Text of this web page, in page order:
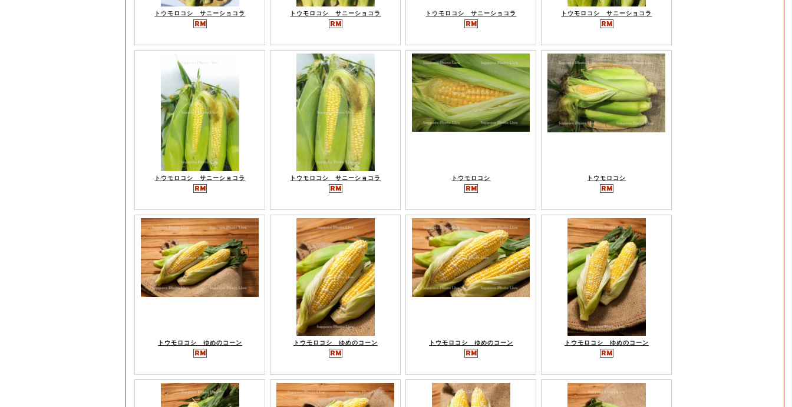
トウモロコシ サニーショコラ トウモロコシ サニーショコラ トウモロコシ サニーショコラ トウモロコシ サニーショコラ
トウモロコシ サニーショコラ トウモロコシ サニーショコラ トウモロコシ トウモロコシ
トウモロコシ ゆめのコーン トウモロコシ ゆめのコーン トウモロコシ ゆめのコーン トウモロコシ ゆめのコーン